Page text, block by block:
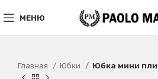
МЕНЮ
Главная Юбки Юбка мини